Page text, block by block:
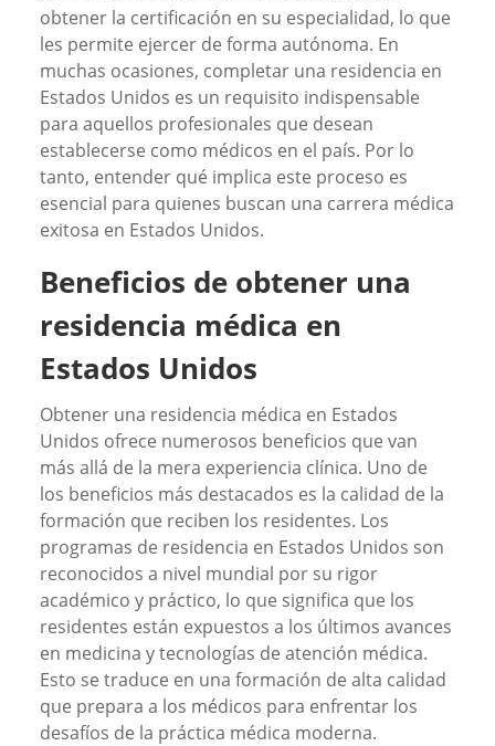
obtener la certificación en su especialidad, lo que
les permite ejercer de forma autónoma. En
muchas ocasiones, completar una residencia en
Estados Unidos es un requisito indispensable
para aquellos profesionales que desean
establecerse como médicos en el país. Por lo
tanto, entender qué implica este proceso es
esencial para quienes buscan una carrera médica
exitosa en Estados Unidos.
Beneficios de obtener una
residencia médica en
Estados Unidos
Obtener una residencia médica en Estados
Unidos ofrece numerosos beneficios que van
más allá de la mera experiencia clínica. Uno de
los beneficios más destacados es la calidad de la
formación que reciben los residentes. Los
programas de residencia en Estados Unidos son
reconocidos a nivel mundial por su rigor
académico y práctico, lo que significa que los
residentes están expuestos a los últimos avances
en medicina y tecnologías de atención médica.
Esto se traduce en una formación de alta calidad
que prepara a los médicos para enfrentar los
desafíos de la práctica médica moderna.